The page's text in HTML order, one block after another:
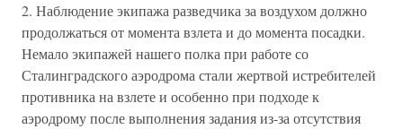
2. Наблюдение экипажа разведчика за воздухом должно
продолжаться от момента взлета и до момента посадки.
Немало экипажей нашего полка при работе со
Сталинградского аэродрома стали жертвой истребителей
противника на взлете и особенно при подходе к
аэродрому после выполнения задания из-за отсутствия